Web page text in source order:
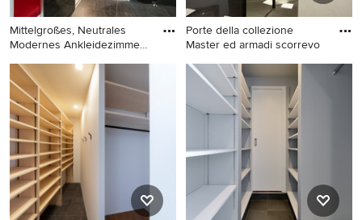
Mittelgroßes, Neutrales
Modernes Ankleidezimmer
Mittelgroßes, Neutrales
Modernes Ankleidezimmer
mit Ankleidebereich,
flächenbündigen
Schrankfronten und
schwarzem Boden in
Stuttgart
Porte della collezione
Master ed armadi scorrevo
Mittelgroßer Eklektischer
Begehbarer Kleiderschrank
mit Glasfronten, weißen
Schränken, Marmorboden
und schwarzem Boden in
Florenz